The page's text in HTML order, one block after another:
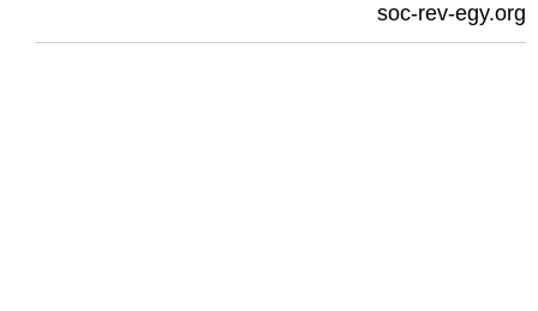
soc-rev-egy.org